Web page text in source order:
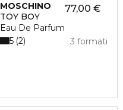
MOSCHINO
TOY BOY
Eau De Parfum
77,00 €
3 formati
5 2